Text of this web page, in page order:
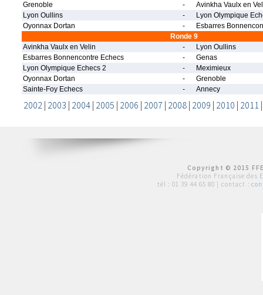
Grenoble
-
Avinkha Vaulx en
Lyon Oullins
-
Lyon Olympique
Oyonnax Dortan
-
Esbarres
Ronde 9
Avinkha Vaulx en Velin
-
Lyon Oullins
Esbarres Bonnencontre Echecs
-
Genas
Lyon Olympique Echecs 2
-
Meximieux
Oyonnax Dortan
-
Grenoble
Sainte-Foy Echecs
- Annecy
2002| 2003 | 2004| 2005 | 2006 | 2007 | 2008| 2009 | 2010 | 2011
Copyright © 2015
Fédération Française des
tél : 01 39 44 65 80 | contact :